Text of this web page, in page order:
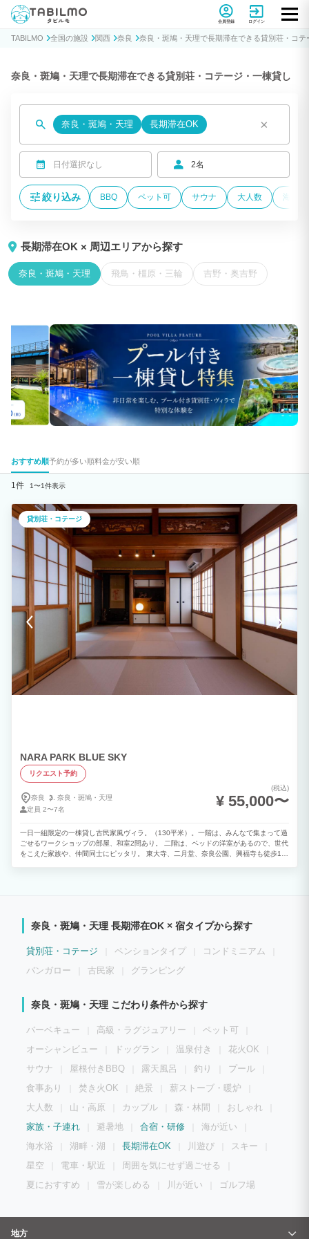
貸別荘コテージ・一棟貸し宿泊予約サイトTABILMO(タビルモ)
会員登録 ログイン
TABILMO 全国の施設 関西 奈良 奈良・斑鳩・天理で長期滞在できる貸別荘・コテ
奈良・斑鳩・天理で長期滞在できる貸別荘・コテージ・一棟貸し
奈良・斑鳩・天理 長期滞在OK ×
日付選択なし 2名
絞り込み BBQ ペット可 サウナ 大人数 海が
長期滞在OK × 周辺エリアから探す
奈良・斑鳩・天理 飛鳥・橿原・三輪 吉野・奥吉野
おすすめ順予約が多い順料金が安い順
1件 1〜1件表示
貸別荘・コテージ
NARA PARK BLUE SKY
リクエスト予約
奈良 奈良・ 斑鳩・ 天理
定員 2〜7名
(税込)
¥ 55,000〜
一日一組限定の一棟貸し古民家風ヴィラ。（130平米）。一階は、みんなで集まって過
ごせるワークショップの部屋、和室2間あり。 二階は、ベッドの洋室があるので、世代
をこえた家族や、仲間同士にピッタリ。 東大寺、二月堂、奈良公園、興福寺も徒歩10
奈良・斑鳩・天理 長期滞在OK × 宿タイプから探す
貸別荘・コテージ ペンションタイプ
コンドミニアム
バンガロー
古民家 グランピング
奈良・斑鳩・天理 こだわり条件から探す
バーベキュー 高級・ラグジュアリー
ペット可
オーシャンビュー
ドッグラン 温泉付き
花火OK
サウナ
屋根付きBBQ 露天風呂 釣り
プール
食事あり
焚き火OK 絶景
薪ストーブ・暖炉
大人数
山・高原 カップル 森・林間
おしゃれ
家族・子連れ
避暑地 合宿・研修
海が近い
海水浴
湖畔・湖 長期滞在OK 川遊び
スキー
星空
電車・駅近
周囲を気にせず過ごせる
夏におすすめ
雪が楽しめる 川が近い ゴルフ場
地方